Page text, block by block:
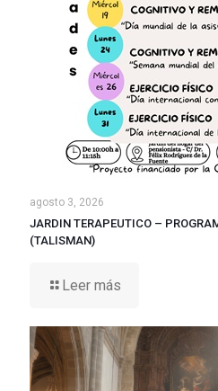
agosto 3, 2026
JARDIN TERAPEUTICO –
(TALISMAN)
Leer más